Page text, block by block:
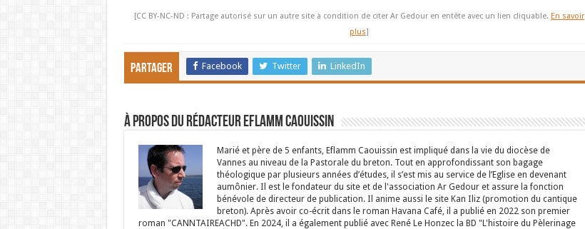
haut/bas
diminuer
[CC BY-NC-ND : Partage autorisé sur un autre site à condition de citer Ar Gedour en entête avec un lien cliquable. En savoir
plus]
Partager Facebook Twitter LinkedIn
À propos du rédacteur Eflamm Caouissin
Marié et père de 5 enfants, Eflamm Caouissin est impliqué dans la vie du diocèse de
Vannes au niveau de la Pastorale du breton. Tout en approfondissant son bagage
théologique par plusieurs années d’études, il s’est mis au service de l’Eglise en devenant
aumônier. Il est le fondateur du site et de l'association Ar Gedour et assure la fonction
bénévole de directeur de publication. Il anime aussi le site Kan Iliz (promotion du cantique
breton). Après avoir co-écrit dans le roman Havana Café, il a publié en 2022 son premier
roman "CANNTAIREACHD". En 2024, il a également publié avec René Le Honzec la BD "L'histoire du Pèlerinage